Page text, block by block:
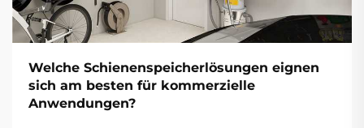
Welche Schienenspeicherlösungen eignen
sich am besten für kommerzielle
Anwendungen?